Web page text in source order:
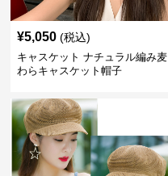
¥5,050 (税込)
キャスケット ナチュラル編み麦
わらキャスケット帽子